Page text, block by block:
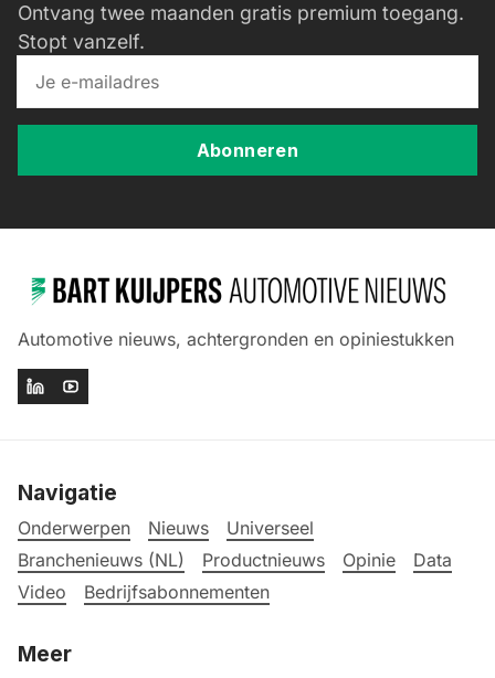
Ontvang twee maanden gratis premium toegang.
Stopt vanzelf.
Abonneren
Automotive nieuws, achtergronden en opiniestukken
Navigatie
Onderwerpen Nieuws
Universeel
Branchenieuws (NL)
Productnieuws Opinie
Data
Video
Bedrijfsabonnementen
Meer